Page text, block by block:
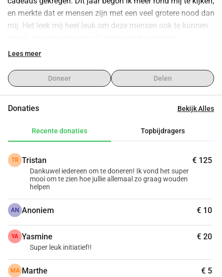
en merkte dat er mensen zijn met een veel grotere nood dan
mij. Het leek mij heel leuk om deze mensen ook te kunnen
gelegenheid. Ik vier dat ik al negentien jaar leef, en dit is
mensen zich in noodsituaties, waarop Mercy Ships te hulp
schiet. Mercy Ships is een betrouwbare organisatie die
in arme landen die geen toegang hebben tot goede
vrijwilligers: artsen, verpleegkundigen en andere
mensen weer laten lopen, zien of zonder pijn leven — iets
wat voor ons vanzelfsprekend is, maar voor hen
onbereikbaar zonder hulp. Het steunen van Mercy Ships
geeft hoop, genezing, en redt levens.
Lees meer
Doneer Delen
Donaties Bekijk Alles
Recente donaties Topbijdragers
TR Tristan € 125
Dankuwel iedereen om te doneren! Ik vond het super
mooi om te zien hoe jullie allemaal zo graag wouden
helpen
AN Anoniem € 10
YA Yasmine € 20
Super leuk initiatief!!
MA Marthe € 5